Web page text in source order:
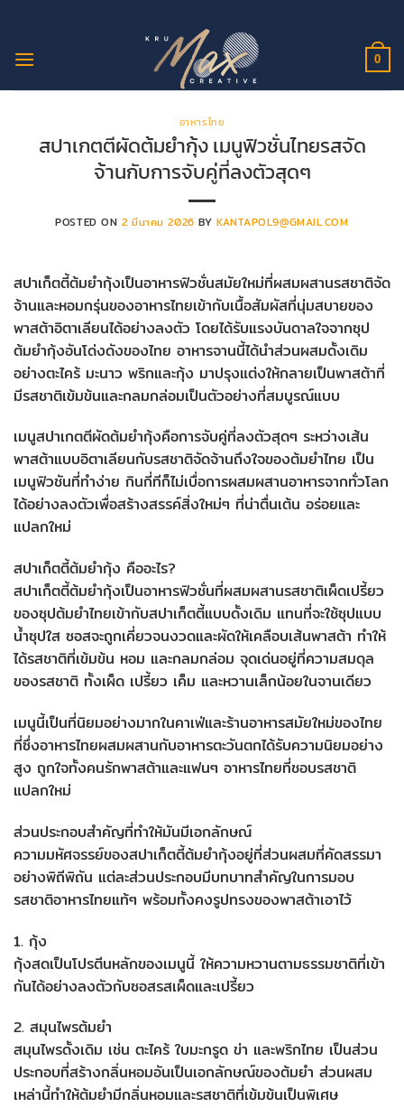
ยัง
0
อาหารไทย
สปาเกตตีผัดต้มยำกุ้ง เมนูฟิวชั่นไทยรสจัด
จ้านกับการจับคู่ที่ลงตัวสุดๆ
POSTED ON 2 มีนาคม 2026 BY KANTAPOL9@GMAIL.COM
สปาเก็ตตี้ต้มยำกุ้งเป็นอาหารฟิวชั่นสมัยใหม่ที่ผสมผสานรสชาติจัด
จ้านและหอมกรุ่นของอาหารไทยเข้ากับเนื้อสัมผัสที่นุ่มสบายของ
พาสต้าอิตาเลียนได้อย่างลงตัว โดยได้รับแรงบันดาลใจจากซุป
ต้มยำกุ้งอันโด่งดังของไทย อาหารจานนี้ได้นำส่วนผสมดั้งเดิม
อย่างตะไคร้ มะนาว พริกและกุ้ง มาปรุงแต่งให้กลายเป็นพาสต้าที่
มีรสชาติเข้มข้นและกลมกล่อมเป็นตัวอย่างที่สมบูรณ์แบบ
เมนูสปาเกตตีผัดต้มยำกุ้งคือการจับคู่ที่ลงตัวสุดๆ ระหว่างเส้น
พาสต้าแบบอิตาเลียนกับรสชาติจัดจ้านถึงใจของต้มยำไทย เป็น
เมนูฟิวชันที่ทำง่าย กินกี่ทีก็ไม่เบื่อการผสมผสานอาหารจากทั่วโลก
ได้อย่างลงตัวเพื่อสร้างสรรค์สิ่งใหม่ๆ ที่น่าตื่นเต้น อร่อยและ
แปลกใหม่
สปาเก็ตตี้ต้มยำกุ้ง คืออะไร?
สปาเก็ตตี้ต้มยำกุ้งเป็นอาหารฟิวชั่นที่ผสมผสานรสชาติเผ็ดเปรี้ยว
ของซุปต้มยำไทยเข้ากับสปาเก็ตตี้แบบดั้งเดิม แทนที่จะใช้ซุปแบบ
น้ำซุปใส ซอสจะถูกเคี่ยวจนงวดและผัดให้เคลือบเส้นพาสต้า ทำให้
ได้รสชาติที่เข้มข้น หอม และกลมกล่อม จุดเด่นอยู่ที่ความสมดุล
ของรสชาติ ทั้งเผ็ด เปรี้ยว เค็ม และหวานเล็กน้อยในจานเดียว
เมนูนี้เป็นที่นิยมอย่างมากในคาเฟ่และร้านอาหารสมัยใหม่ของไทย
ที่ซึ่งอาหารไทยผสมผสานกับอาหารตะวันตกได้รับความนิยมอย่าง
สูง ถูกใจทั้งคนรักพาสต้าและแฟนๆ อาหารไทยที่ชอบรสชาติ
แปลกใหม่
ส่วนประกอบสำคัญที่ทำให้มันมีเอกลักษณ์
ความมหัศจรรย์ของสปาเก็ตตี้ต้มยำกุ้งอยู่ที่ส่วนผสมที่คัดสรรมา
อย่างพิถีพิถัน แต่ละส่วนประกอบมีบทบาทสำคัญในการมอบ
รสชาติอาหารไทยแท้ๆ พร้อมทั้งคงรูปทรงของพาสต้าเอาไว้
1. กุ้ง
กุ้งสดเป็นโปรตีนหลักของเมนูนี้ ให้ความหวานตามธรรมชาติที่เข้า
กันได้อย่างลงตัวกับซอสรสเผ็ดและเปรี้ยว
2. สมุนไพรต้มยำ
สมุนไพรดั้งเดิม เช่น ตะไคร้ ใบมะกรูด ข่า และพริกไทย เป็นส่วน
ประกอบที่สร้างกลิ่นหอมอันเป็นเอกลักษณ์ของต้มยำ ส่วนผสม
เหล่านี้ทำให้ต้มยำมีกลิ่นหอมและรสชาติที่เข้มข้นเป็นพิเศษ